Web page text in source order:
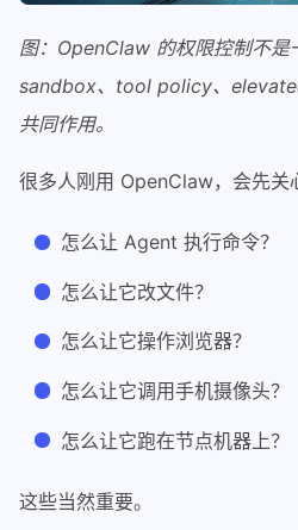
图：OpenClaw 的权限控制不是
sandbox、tool policy、
共同作用。
很多人刚用 OpenClaw，会先关
怎么让 Agent 执行命令？
怎么让它改文件？
怎么让它操作浏览器？
怎么让它调用手机摄像头？
怎么让它跑在节点机器上？
这些当然重要。